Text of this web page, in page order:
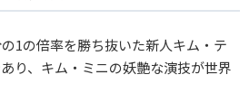
1の倍率を勝ち抜いた新人キム・テ
り、キム・ミニの妖艶な演技が世界